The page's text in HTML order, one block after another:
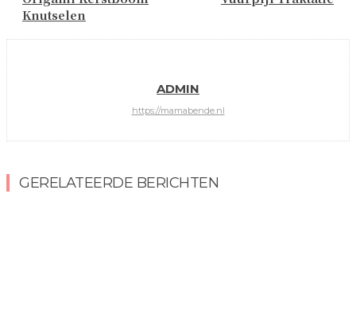
Knutselen
ADMIN
https://mamabende.nl
GERELATEERDE BERICHTEN